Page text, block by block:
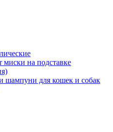
миски на подставке
шампуни для кошек и собак